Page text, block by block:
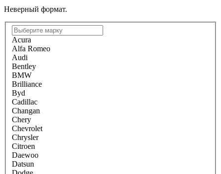
Неверный формат.
Acura
Alfa Romeo
Audi
Bentley
BMW
Brilliance
Byd
Cadillac
Changan
Chery
Chevrolet
Chrysler
Citroen
Daewoo
Datsun